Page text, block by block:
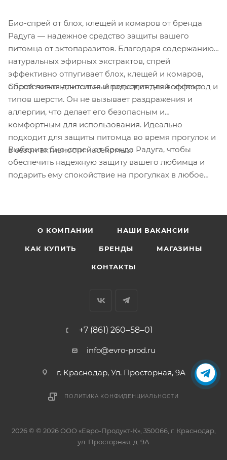
Био-спрей от блох, клещей и комаров от бренда
Радуга — надежное средство защиты вашего
питомца от эктопаразитов. Благодаря содержанию
натуральных эфирных экстрактов, спрей
эффективно отпугивает блох, клещей и комаров,
обеспечивая длительный репеллентный эффект.
Спрей легко наносится и подходит для всех пород и
типов шерсти. Он не вызывает раздражения и
аллергии, что делает его безопасным и
комфортным для использования. Идеально
подходит для защиты питомца во время прогулок и
в сезон активности насекомых.
Выберите био-спрей от бренда Радуга, чтобы
обеспечить надежную защиту вашего любимца и
подарить ему спокойствие на прогулках в любое
О КОМПАНИИ НАШИ ВАКАНСИИ
КАК КУПИТЬ БРЕНДЫ МАГАЗИНЫ
КОНТАКТЫ
+7 (861) 260‒58‒01
info@evro-prod.ru
г. Краснодар, ​Ул. Просторная, 9А
ПОЛИТИКА КОНФИДЕНЦИАЛЬНОСТИ
2026 © © 2026 ООО «Евро-Продукт-К», 350066, г. Краснодар,
ул. Просторная, д. 9А